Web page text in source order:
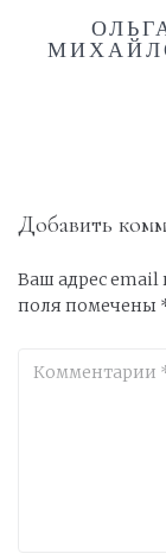
Добавить
Ваш адрес email
поля помечены